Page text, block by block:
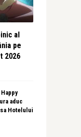
al
pe
2026
aduc
Hotelului